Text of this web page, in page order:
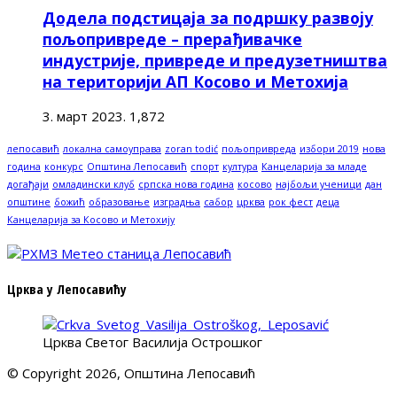
Додела подстицаја за подршку развоју
пољопривреде – прерађивачке
индустрије, привреде и предузетништва
на територији АП Косово и Метохија
3. март 2023. 1,872
лепосавић локална самоуправа zoran todić пољопривреда избори 2019 нова
година конкурс Општина Лепосавић спорт култура Канцеларија за младе
догађаји омладински клуб српска нова година косово најбољи ученици дан
општине божић образовање изградња сабор црква рок фест деца
Канцеларија за Косово и Метохију
Црква у Лепосавићу
Црква Светог Василија Острошког
© Copyright 2026, Општина Лепосавић